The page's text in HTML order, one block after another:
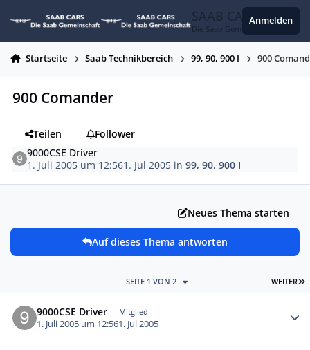
SAAB CARS
Die Saab Gemeinschaft
Anmelden
Startseite Saab Technikbereich 99, 90, 900 I 900
900 Comander
Teilen
Follower
9000CSE Driver
1. Juli 2005 um 12:561. Jul 2005 in99, 90, 900 I
Neues Thema starten
Auf dieses Thema antworten
WEITER
SEITE 1 VON 2
9000CSE Driver Mitglied
1. Juli 2005 um 12:561. Jul 2005